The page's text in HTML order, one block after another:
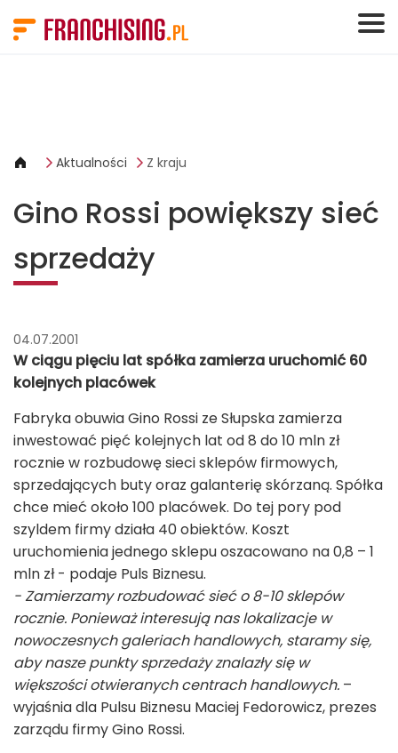
Aktualności Z kraju
Gino Rossi powiększy sieć
sprzedaży
04.07.2001
W ciągu pięciu lat spółka zamierza uruchomić 60
kolejnych placówek
Fabryka obuwia Gino Rossi ze Słupska zamierza
inwestować pięć kolejnych lat od 8 do 10 mln zł
rocznie w rozbudowę sieci sklepów firmowych,
sprzedających buty oraz galanterię skórzaną. Spółka
chce mieć około 100 placówek. Do tej pory pod
szyldem firmy działa 40 obiektów. Koszt
uruchomienia jednego sklepu oszacowano na 0,8 – 1
mln zł - podaje Puls Biznesu.
- Zamierzamy rozbudować sieć o 8-10 sklepów
rocznie. Ponieważ interesują nas lokalizacje w
nowoczesnych galeriach handlowych, staramy się,
aby nasze punkty sprzedaży znalazły się w
większości otwieranych centrach handlowych. –
wyjaśnia dla Pulsu Biznesu Maciej Fedorowicz, prezes
zarządu firmy Gino Rossi.